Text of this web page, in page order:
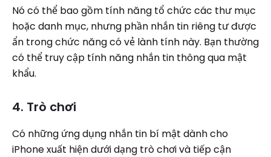
Nó có thể bao gồm tính năng tổ chức các thư mục
hoặc danh mục, nhưng phần nhắn tin riêng tư được
ẩn trong chức năng có vẻ lành tính này. Bạn thường
có thể truy cập tính năng nhắn tin thông qua mật
khẩu.
4. Trò chơi
Có những ứng dụng nhắn tin bí mật dành cho
iPhone xuất hiện dưới dạng trò chơi và tiếp cận